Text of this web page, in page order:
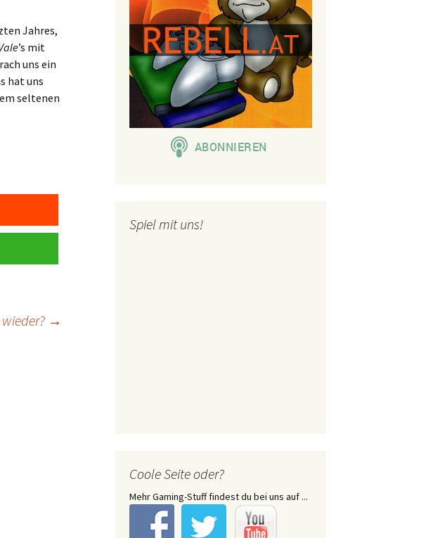
Jahres,
’s mit
uns ein
hat uns
seltenen
→
Spiel mit uns!
Coole Seite oder?
Mehr Gaming-Stuff findest du bei uns auf ...